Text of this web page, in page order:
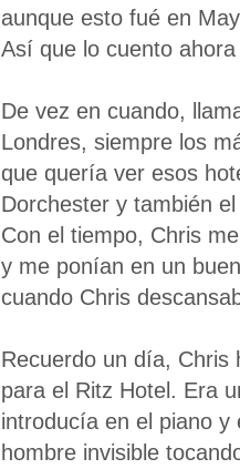
aunque esto fué en
Así que lo cuento
De vez en cuando,
Londres, siempre los
que quería ver esos
Dorchester y también
Con el tiempo, Chris
y me ponían en un
cuando Chris
Recuerdo un día, Chris
para el Ritz Hotel. Era
introducía en el piano y
hombre invisible